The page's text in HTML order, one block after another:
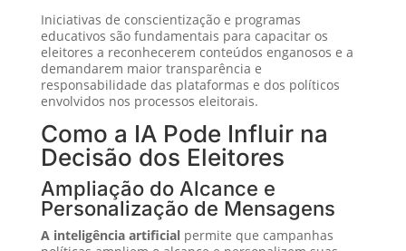
Iniciativas de conscientização e programas
educativos são fundamentais para capacitar os
eleitores a reconhecerem conteúdos enganosos e a
demandarem maior transparência e
responsabilidade das plataformas e dos políticos
envolvidos nos processos eleitorais.
Como a IA Pode Influir na
Decisão dos Eleitores
Ampliação do Alcance e
Personalização de Mensagens
A inteligência artificialpermite que campanhas